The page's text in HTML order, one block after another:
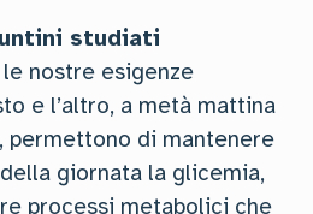
studiati
nostre esigenze
e l’altro, a metà mattina
permettono di mantenere
giornata la glicemia,
processi metabolici che